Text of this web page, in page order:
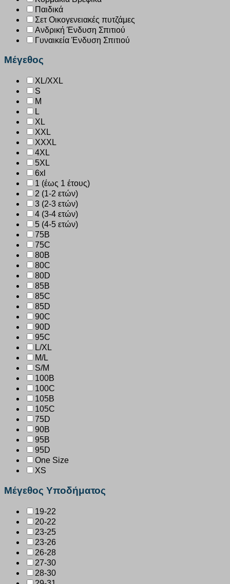
Παιδικά
Σετ Οικογενειακές πυτζάμες
Ανδρική Ένδυση Σπιτιού
Γυναικεία Ένδυση Σπιτιού
Μέγεθος
XL/XXL
S
M
L
XL
XXL
XXXL
4XL
5XL
6xl
1 (έως 1 έτους)
2 (1-2 ετών)
3 (2-3 ετών)
4 (3-4 ετών)
5 (4-5 ετών)
75B
75C
80B
80C
80D
85B
85C
85D
90C
90D
95C
L/XL
M/L
S/M
100B
100C
105B
105C
75D
90B
95B
95D
One Size
XS
Μέγεθος Υποδήματος
19-22
20-22
23-25
23-26
26-28
27-30
28-30